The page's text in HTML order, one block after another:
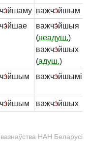
э́йшаму важчэ́йшым
э́йшае важчэ́йшыя
(неадуш.)
важчэ́йшых
(адуш.)
э́йшым важчэ́йшымі
э́йшым важчэ́йшых
НАН Беларусі